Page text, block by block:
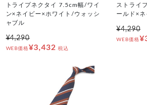
トライプネクタイ 7.5cm幅/ワイ
ン×ネイビー×ホワイト/ウォッシ
ャブル
¥4,290
WEB価格¥3,432 税込
ストライ
ールド×ネ
¥4,290
WEB価格